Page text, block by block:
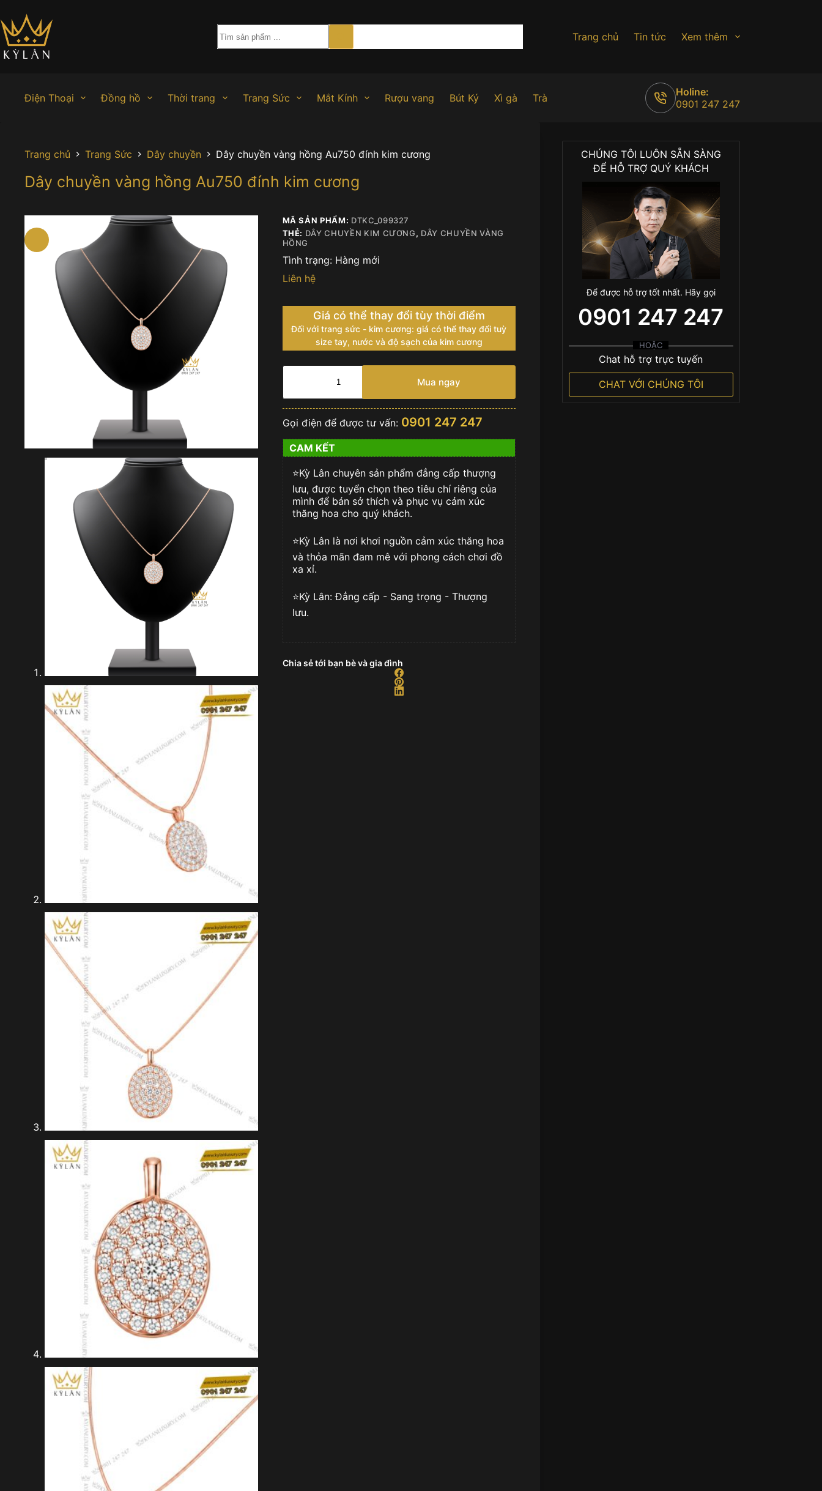
đến
phần
nội
dung
Trang chủ Tin tức Xem thêm
Điện Thoại Đồng hồ Thời trang Trang Sức Mắt Kính Rượu vang Bút Ký Xì gà Trà
Holine:
0901 247 247
Trang chủ Trang Sức Dây chuyền Dây chuyền vàng hồng Au750 đính kim cương
Dây chuyền vàng hồng Au750 đính kim cương
MÃ SẢN PHẨM: DTKC_099327
THẺ: DÂY CHUYỀN KIM CƯƠNG, DÂY CHUYỀN VÀNG
HỒNG
Tình trạng: Hàng mới
Liên hệ
Giá có thể thay đổi tùy thời điểm
Đối với trang sức - kim cương: giá có thể thay đổi tuỳ
size tay, nước và độ sạch của kim cương
Dây
Au750
đính
kim
cương
lượng
Mua ngay
Gọi điện để được tư vấn: 0901 247 247
CAM KẾT
⭐️Kỳ Lân chuyên sản phẩm đẳng cấp thượng
lưu, được tuyển chọn theo tiêu chí riêng của
mình để bán sở thích và phục vụ cảm xúc
thăng hoa cho quý khách.
⭐️Kỳ Lân là nơi khơi nguồn cảm xúc thăng hoa
và thỏa mãn đam mê với phong cách chơi đồ
xa xỉ.
⭐️Kỳ Lân: Đẳng cấp - Sang trọng - Thượng
lưu.
Chia sẻ tới bạn bè và gia đình
CHÚNG TÔI LUÔN SẴN SÀNG
ĐỂ HỖ TRỢ QUÝ KHÁCH
Để được hỗ trợ tốt nhất. Hãy gọi
0901 247 247
HOẶC
Chat hỗ trợ trực tuyến
CHAT VỚI CHÚNG TÔI